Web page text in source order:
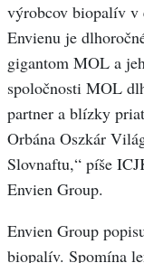
výrobcov biopalív v
Envienu je
gigantom MOL a
spoločnosti MOL
partner a blízky
Orbána Oszkár
Slovnaftu,“ píše
Envien Group.
Envien Group
biopalív. Spomína